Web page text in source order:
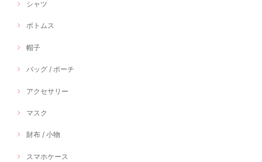
シャツ
ボトムス
帽子
バッグ / ポーチ
アクセサリー
マスク
財布 / 小物
スマホケース